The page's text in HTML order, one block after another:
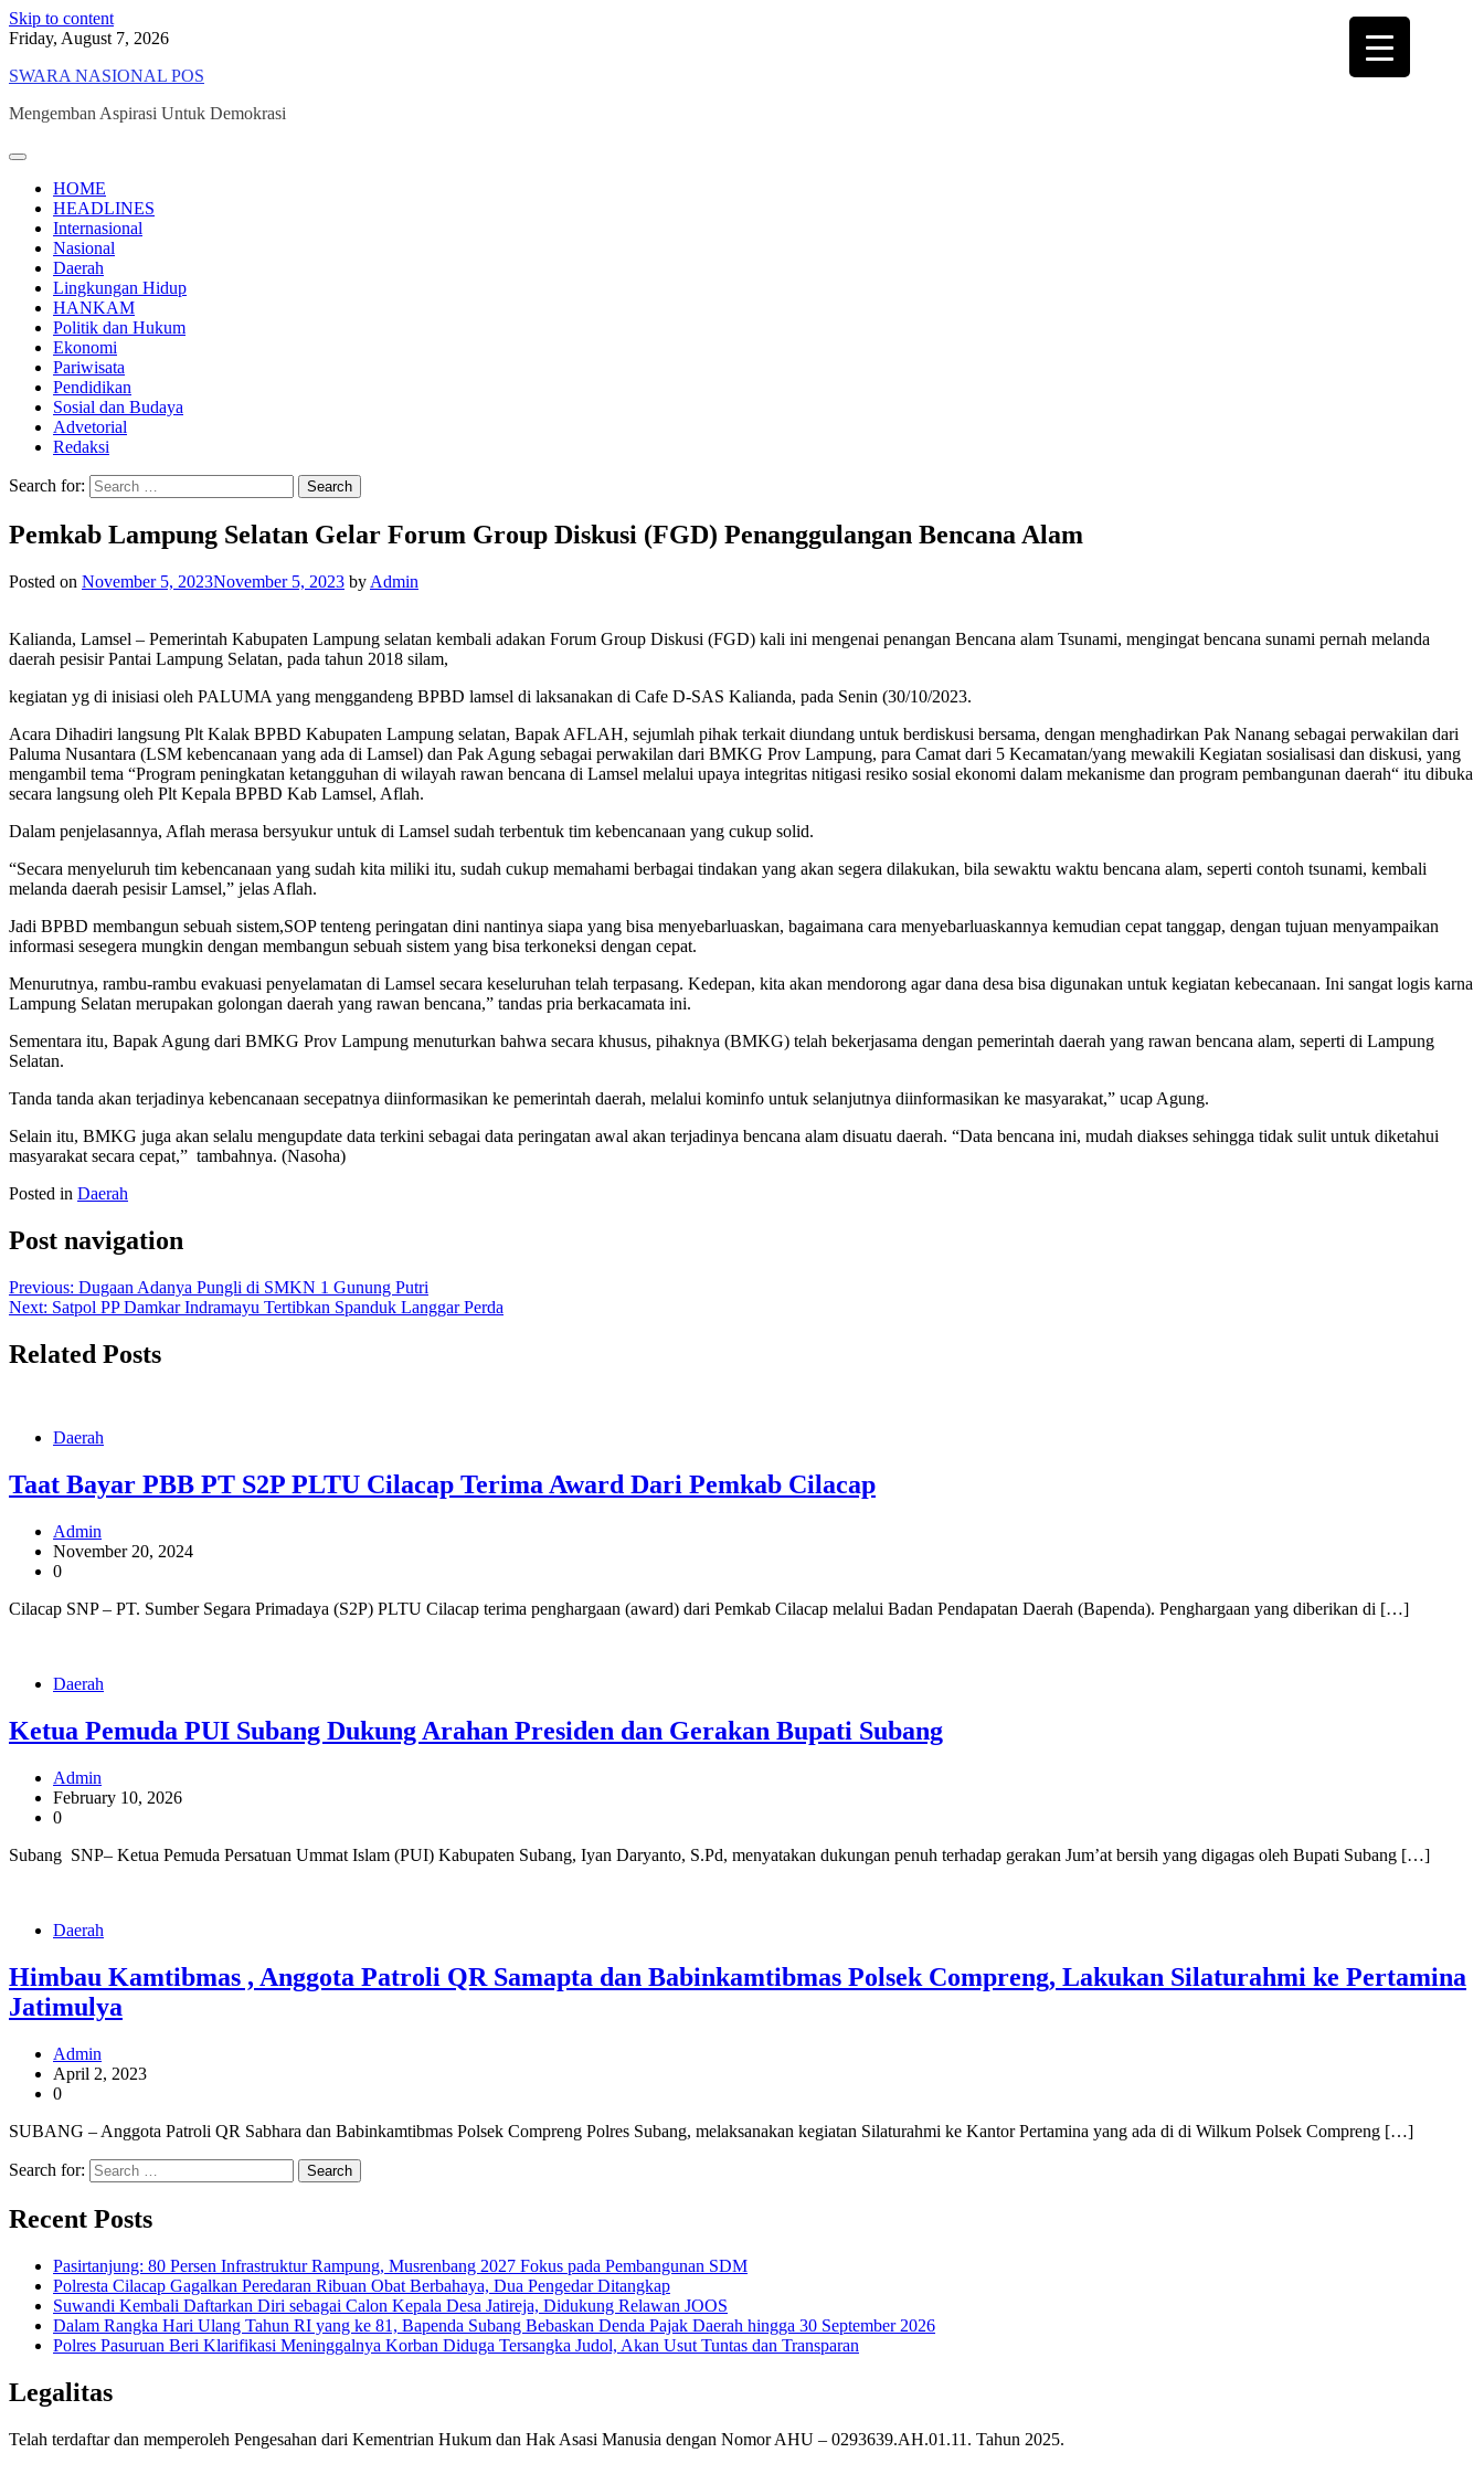
Skip to content
Friday, August 7, 2026
SWARA NASIONAL POS
Mengemban Aspirasi Untuk Demokrasi
HOME
HEADLINES
Internasional
Nasional
Daerah
Lingkungan Hidup
HANKAM
Politik dan Hukum
Ekonomi
Pariwisata
Pendidikan
Sosial dan Budaya
Advetorial
Redaksi
Search for:
Pemkab Lampung Selatan Gelar Forum Group Diskusi (FGD) Penanggulangan Bencana Alam
Posted on November 5, 2023November 5, 2023 by Admin
Kalianda, Lamsel – Pemerintah Kabupaten Lampung selatan kembali adakan Forum Group Diskusi (FGD) kali ini mengenai penangan Bencana alam Tsunami, mengingat bencana sunami pernah melanda
daerah pesisir Pantai Lampung Selatan, pada tahun 2018 silam,
kegiatan yg di inisiasi oleh PALUMA yang menggandeng BPBD lamsel di laksanakan di Cafe D-SAS Kalianda, pada Senin (30/10/2023.
Acara Dihadiri langsung Plt Kalak BPBD Kabupaten Lampung selatan, Bapak AFLAH, sejumlah pihak terkait diundang untuk berdiskusi bersama, dengan menghadirkan Pak Nanang sebagai perwakilan dari
Paluma Nusantara (LSM kebencanaan yang ada di Lamsel) dan Pak Agung sebagai perwakilan dari BMKG Prov Lampung, para Camat dari 5 Kecamatan/yang mewakili Kegiatan sosialisasi dan diskusi, yang
mengambil tema “Program peningkatan ketangguhan di wilayah rawan bencana di Lamsel melalui upaya integritas nitigasi resiko sosial ekonomi dalam mekanisme dan program pembangunan daerah“ itu dibuka
secara langsung oleh Plt Kepala BPBD Kab Lamsel, Aflah.
Dalam penjelasannya, Aflah merasa bersyukur untuk di Lamsel sudah terbentuk tim kebencanaan yang cukup solid.
“Secara menyeluruh tim kebencanaan yang sudah kita miliki itu, sudah cukup memahami berbagai tindakan yang akan segera dilakukan, bila sewaktu waktu bencana alam, seperti contoh tsunami, kembali
melanda daerah pesisir Lamsel,” jelas Aflah.
Jadi BPBD membangun sebuah sistem,SOP tenteng peringatan dini nantinya siapa yang bisa menyebarluaskan, bagaimana cara menyebarluaskannya kemudian cepat tanggap, dengan tujuan menyampaikan
informasi sesegera mungkin dengan membangun sebuah sistem yang bisa terkoneksi dengan cepat.
Menurutnya, rambu-rambu evakuasi penyelamatan di Lamsel secara keseluruhan telah terpasang. Kedepan, kita akan mendorong agar dana desa bisa digunakan untuk kegiatan kebecanaan. Ini sangat logis karna
Lampung Selatan merupakan golongan daerah yang rawan bencana,” tandas pria berkacamata ini.
Sementara itu, Bapak Agung dari BMKG Prov Lampung menuturkan bahwa secara khusus, pihaknya (BMKG) telah bekerjasama dengan pemerintah daerah yang rawan bencana alam, seperti di Lampung
Selatan.
Tanda tanda akan terjadinya kebencanaan secepatnya diinformasikan ke pemerintah daerah, melalui kominfo untuk selanjutnya diinformasikan ke masyarakat,” ucap Agung.
Selain itu, BMKG juga akan selalu mengupdate data terkini sebagai data peringatan awal akan terjadinya bencana alam disuatu daerah. “Data bencana ini, mudah diakses sehingga tidak sulit untuk diketahui
masyarakat secara cepat,” tambahnya. (Nasoha)
Posted in Daerah
Post navigation
Previous: Dugaan Adanya Pungli di SMKN 1 Gunung Putri
Next: Satpol PP Damkar Indramayu Tertibkan Spanduk Langgar Perda
Related Posts
Daerah
Taat Bayar PBB PT S2P PLTU Cilacap Terima Award Dari Pemkab Cilacap
Admin
November 20, 2024
0
Cilacap SNP – PT. Sumber Segara Primadaya (S2P) PLTU Cilacap terima penghargaan (award) dari Pemkab Cilacap melalui Badan Pendapatan Daerah (Bapenda). Penghargaan yang diberikan di […]
Daerah
Ketua Pemuda PUI Subang Dukung Arahan Presiden dan Gerakan Bupati Subang
Admin
February 10, 2026
0
Subang SNP– Ketua Pemuda Persatuan Ummat Islam (PUI) Kabupaten Subang, Iyan Daryanto, S.Pd, menyatakan dukungan penuh terhadap gerakan Jum’at bersih yang digagas oleh Bupati Subang […]
Daerah
Himbau Kamtibmas , Anggota Patroli QR Samapta dan Babinkamtibmas Polsek Compreng, Lakukan Silaturahmi ke Pertamina
Jatimulya
Admin
April 2, 2023
0
SUBANG – Anggota Patroli QR Sabhara dan Babinkamtibmas Polsek Compreng Polres Subang, melaksanakan kegiatan Silaturahmi ke Kantor Pertamina yang ada di di Wilkum Polsek Compreng […]
Search for:
Recent Posts
Pasirtanjung: 80 Persen Infrastruktur Rampung, Musrenbang 2027 Fokus pada Pembangunan SDM
Polresta Cilacap Gagalkan Peredaran Ribuan Obat Berbahaya, Dua Pengedar Ditangkap
Suwandi Kembali Daftarkan Diri sebagai Calon Kepala Desa Jatireja, Didukung Relawan JOOS
Dalam Rangka Hari Ulang Tahun RI yang ke 81, Bapenda Subang Bebaskan Denda Pajak Daerah hingga 30 September 2026
Polres Pasuruan Beri Klarifikasi Meninggalnya Korban Diduga Tersangka Judol, Akan Usut Tuntas dan Transparan
Legalitas
Telah terdaftar dan memperoleh Pengesahan dari Kementrian Hukum dan Hak Asasi Manusia dengan Nomor AHU – 0293639.AH.01.11. Tahun 2025.